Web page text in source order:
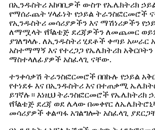
በኢንዱስትሪ አከባቢዎች ውስጥ የኤሌክትሪክ
የማሰራጨት ሃላፊነት የኃይል ትራንስፎርመሮች
የኢንዱስትሪ መሳሪያዎችን እና ማሽነሪዎችን
ለማሟላት የቮልቴጅ ደረጃዎችን ለመጨመር
ያገለግላሉ. ለኢንዱስትሪ ሂደቶች ቀጣይ አሠራር
አስተማማኝ እና የተረጋጋ የኤሌክትሪክ አቅርቦትን
ማስተላለፊያዎች አስፈላጊ ናቸው.
ተንቀሳቃሽ ትራንስፎርመሮች በበኩሉ የኃይል
የተነደፉ እና በኢንዱስትሪ እና በተጠቃሚ
ይገኛሉ። እነዚህ ትራንስፎርመሮች የኤሌክትሪክ
የቮልቴጅ ደረጃ ወደ ሌላው በመቀየር
መሳሪያዎች ቀልጣፋ አገልግሎት አስፈላጊ